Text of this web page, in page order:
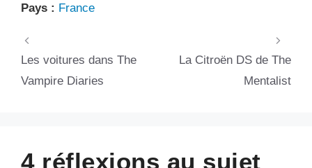
Pays : France
Les voitures dans The
Vampire Diaries
La Citroën DS de The
Mentalist
4 réflexions au sujet